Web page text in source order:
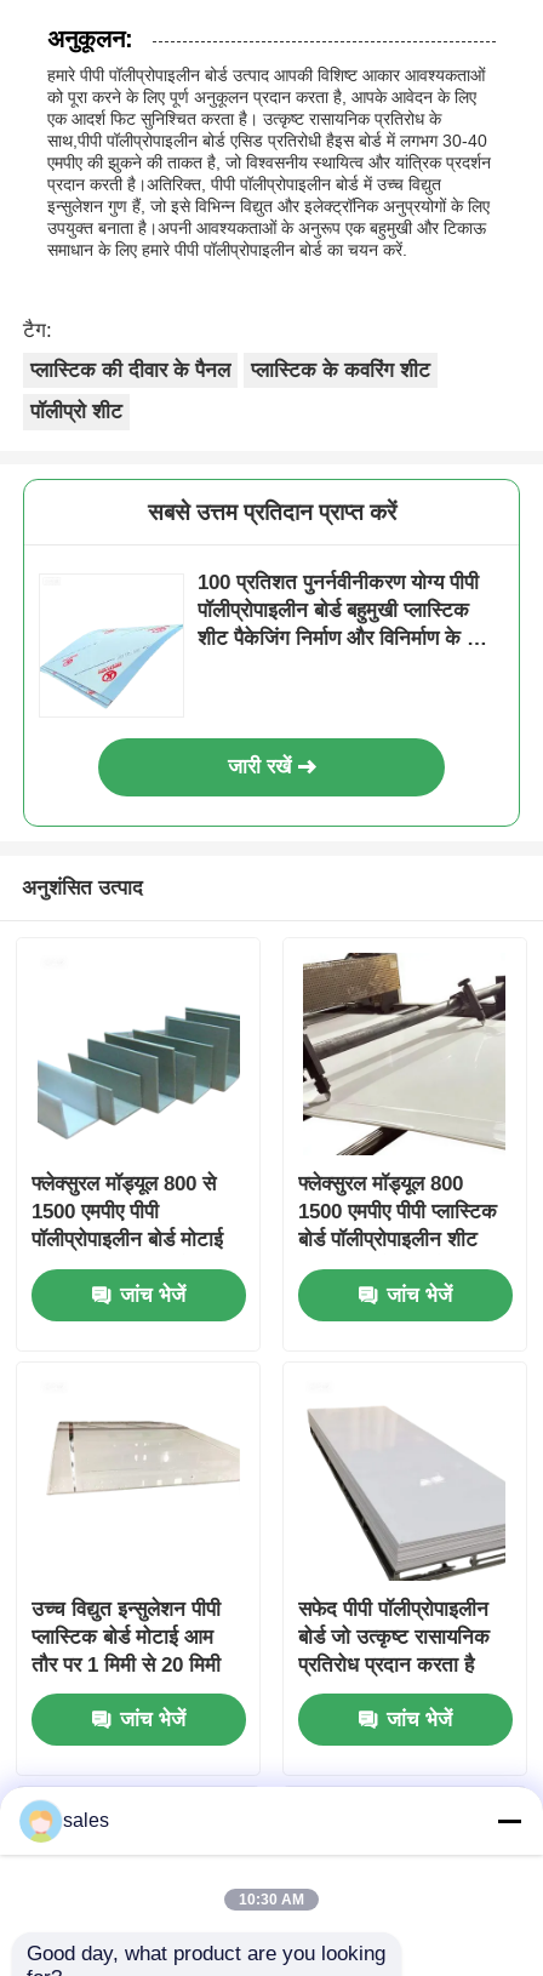
अनुकूलन:
हमारे पीपी पॉलीप्रोपाइलीन बोर्ड उत्पाद आपकी विशिष्ट आकार आवश्यकताओं
को पूरा करने के लिए पूर्ण अनुकूलन प्रदान करता है, आपके आवेदन के लिए
एक आदर्श फिट सुनिश्चित करता है। उत्कृष्ट रासायनिक प्रतिरोध के
साथ,पीपी पॉलीप्रोपाइलीन बोर्ड एसिड प्रतिरोधी हैइस बोर्ड में लगभग 30-40
एमपीए की झुकने की ताकत है, जो विश्वसनीय स्थायित्व और यांत्रिक प्रदर्शन
प्रदान करती है।अतिरिक्त, पीपी पॉलीप्रोपाइलीन बोर्ड में उच्च विद्युत
इन्सुलेशन गुण हैं, जो इसे विभिन्न विद्युत और इलेक्ट्रॉनिक अनुप्रयोगों के लिए
उपयुक्त बनाता है।अपनी आवश्यकताओं के अनुरूप एक बहुमुखी और टिकाऊ
समाधान के लिए हमारे पीपी पॉलीप्रोपाइलीन बोर्ड का चयन करें.
टैग:
प्लास्टिक की दीवार के पैनल
प्लास्टिक के कवरिंग शीट
पॉलीप्रो शीट
सबसे उत्तम प्रतिदान प्राप्त करें
100 प्रतिशत पुनर्नवीनीकरण योग्य पीपी
पॉलीप्रोपाइलीन बोर्ड बहुमुखी प्लास्टिक
शीट पैकेजिंग निर्माण और विनिर्माण के लिए
जारी रखें
अनुशंसित उत्पाद
फ्लेक्सुरल मॉड्यूल 800 से
1500 एमपीए पीपी
पॉलीप्रोपाइलीन बोर्ड मोटाई
आम तौर पर 1 मिमी से 20
मिमी तक होती है औद्योगिक
अनुप्रयोगों के लिए आदर्श
जांच भेजें
फ्लेक्सुरल मॉड्यूल 800
1500 एमपीए पीपी प्लास्टिक
बोर्ड पॉलीप्रोपाइलीन शीट
एसिड प्रतिरोधी कठोर रसायन
के लिए टिकाऊ सामग्री
जांच भेजें
उच्च विद्युत इन्सुलेशन पीपी
प्लास्टिक बोर्ड मोटाई आम
तौर पर 1 मिमी से 20 मिमी
तक होती है
जांच भेजें
सफेद पीपी पॉलीप्रोपाइलीन
बोर्ड जो उत्कृष्ट रासायनिक
प्रतिरोध प्रदान करता है
औद्योगिक के लिए प्रभाव
प्रतिरोधी और हल्के सामग्री
जांच भेजें
sales
10:30 AM
Good day, what product are you looking